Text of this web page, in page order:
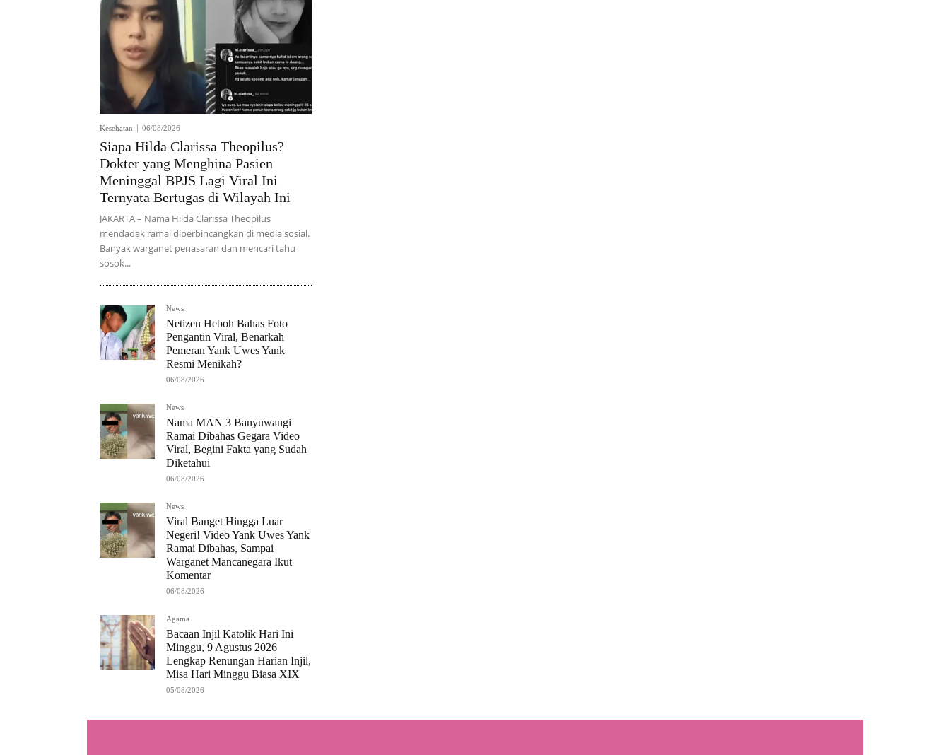
Kesehatan 06/08/2026
Siapa Hilda Clarissa Theopilus?
Dokter yang Menghina Pasien
Meninggal BPJS Lagi Viral Ini
Ternyata Bertugas di Wilayah Ini
JAKARTA – Nama Hilda Clarissa Theopilus
mendadak ramai diperbincangkan di media sosial.
Banyak warganet penasaran dan mencari tahu
sosok...
News
Netizen Heboh Bahas Foto
Pengantin Viral, Benarkah
Pemeran Yank Uwes Yank
Resmi Menikah?
06/08/2026
News
Nama MAN 3 Banyuwangi
Ramai Dibahas Gegara Video
Viral, Begini Fakta yang Sudah
Diketahui
06/08/2026
News
Viral Banget Hingga Luar
Negeri! Video Yank Uwes Yank
Ramai Dibahas, Sampai
Warganet Mancanegara Ikut
Komentar
06/08/2026
Agama
Bacaan Injil Katolik Hari Ini
Minggu, 9 Agustus 2026
Lengkap Renungan Harian Injil,
Misa Hari Minggu Biasa XIX
05/08/2026